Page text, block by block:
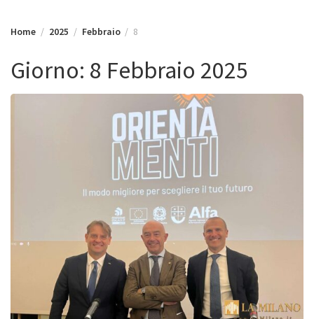
Home 2025 Febbraio 8
Giorno: 8 Febbraio 2025